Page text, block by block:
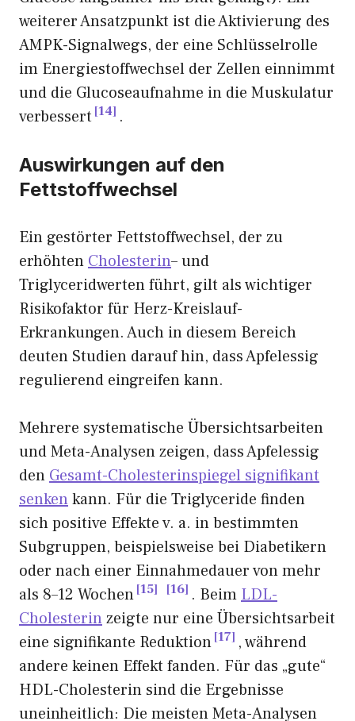
weiterer Ansatzpunkt ist die Aktivierung des
AMPK-Signalwegs, der eine Schlüsselrolle
im Energiestoffwechsel der Zellen einnimmt
und die Glucoseaufnahme in die Muskulatur
verbessert 14 .
Auswirkungen auf den
Fettstoffwechsel
Ein gestörter Fettstoffwechsel, der zu
erhöhten Cholesterin– und
Triglyceridwerten führt, gilt als wichtiger
Risikofaktor für Herz-Kreislauf-
Erkrankungen. Auch in diesem Bereich
deuten Studien darauf hin, dass Apfelessig
regulierend eingreifen kann.
Mehrere systematische Übersichtsarbeiten
und Meta-Analysen zeigen, dass Apfelessig
den Gesamt-Cholesterinspiegel signifikant
senkenkann. Für die Triglyceride finden
sich positive Effekte v. a. in bestimmten
Subgruppen, beispielsweise bei Diabetikern
oder nach einer Einnahmedauer von mehr
als 8–12 Wochen 15 16 . Beim LDL-
Cholesterinzeigte nur eine Übersichtsarbeit
eine signifikante Reduktion 17 , während
andere keinen Effekt fanden. Für das „gute“
HDL-Cholesterin sind die Ergebnisse
uneinheitlich: Die meisten Meta-Analysen